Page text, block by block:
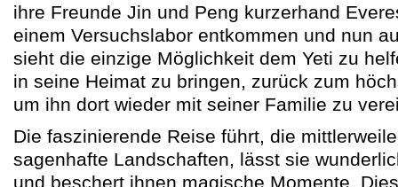
ihre Freunde Jin und Peng kurzerhand
einem Versuchslabor entkommen und nun
sieht die einzige Möglichkeit dem Yeti zu
in seine Heimat zu bringen, zurück zum
um ihn dort wieder mit seiner Familie zu
Die faszinierende Reise führt, die
sagenhafte Landschaften, lässt sie
und beschert ihnen magische Momente.